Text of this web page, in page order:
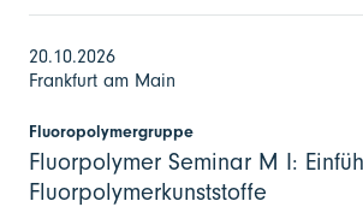
20.10.2026
Frankfurt am Main
Fluoropolymergruppe
Fluorpolymer Seminar M I:
Fluorpolymerkunststoffe